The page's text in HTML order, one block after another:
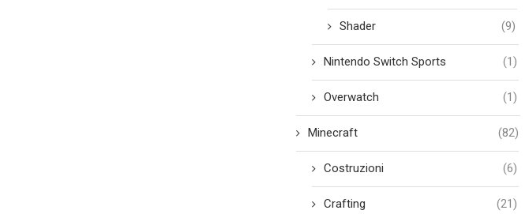
Shader (9)
Nintendo Switch Sports (1)
Overwatch (1)
Minecraft (82)
Costruzioni (6)
Crafting (21)